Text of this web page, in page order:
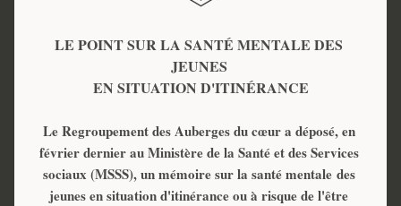
LE POINT SUR LA SANTÉ MENTALE DES
JEUNES
EN SITUATION D'ITINÉRANCE
Le Regroupement des Auberges du cœur a déposé, en
février dernier au Ministère de la Santé et des Services
sociaux (MSSS), un mémoire sur la santé mentale des
jeunes en situation d'itinérance ou à risque de l'être